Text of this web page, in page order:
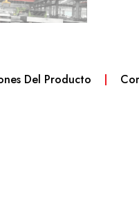
Del Producto